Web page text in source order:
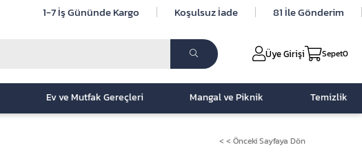
1-7 İş Gününde Kargo Koşulsuz İade 81 İle Gönderim
Üye Girişi Sepet0
Ev ve Mutfak Gereçleri Mangal ve Piknik Temizlik
< < Önceki Sayfaya Dön